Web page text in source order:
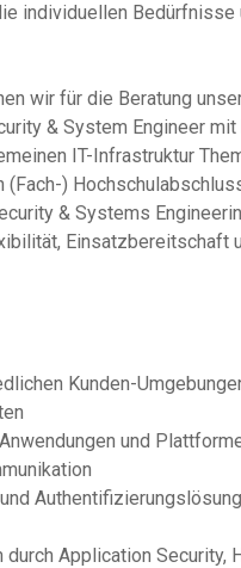
individuellen Bedürfnisse
wir für die Beratung
& System Engineer
IT-Infrastruktur
)
& Systems
Einsatzbereitschaft
Kunden-
und
Application Security,